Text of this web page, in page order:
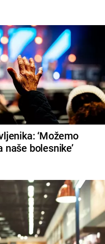
‘Možemo
bolesnike’